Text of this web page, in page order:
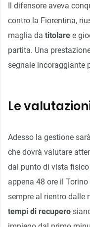
Il difensore aveva
contro la Fiorentina,
maglia da titolare e
partita. Una
segnale incoraggiante
Le
Adesso la gestione
che dovrà valutare
dal punto di vista
appena 48 ore il
sempre al rientro dalle
tempi di recupero